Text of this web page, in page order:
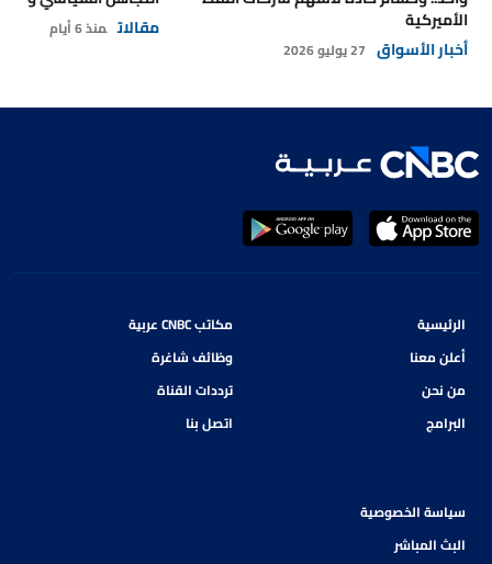
الأميركية
أخبار الأسواق 27 يوليو 2026
مقالات منذ 6 أيام
الرئيسية
أعلن معنا
من نحن
البرامج
مكاتب CNBC عربية
وظائف شاغرة
ترددات القناة
اتصل بنا
سياسة الخصوصية
البث المباشر